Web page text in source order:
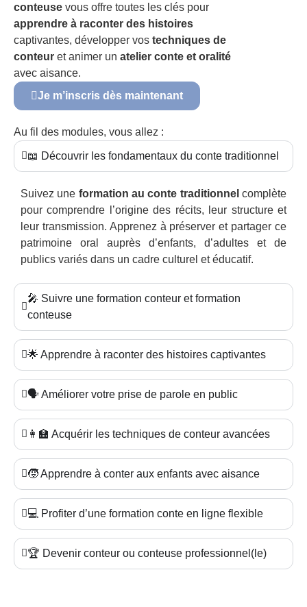
conteuse vous offre toutes les clés pour
apprendre à raconter des histoires
captivantes, développer vos techniques de
conteur et animer un atelier conte et oralité
avec aisance.
Je m’inscris dès maintenant
Au fil des modules, vous allez :
📖 Découvrir les fondamentaux du conte traditionnel
Suivez une formation au conte traditionnel complète
pour comprendre l’origine des récits, leur structure et
leur transmission. Apprenez à préserver et partager ce
patrimoine oral auprès d’enfants, d’adultes et de
publics variés dans un cadre culturel et éducatif.
🎤 Suivre une formation conteur et formation
conteuse
🌟 Apprendre à raconter des histoires captivantes
🗣️ Améliorer votre prise de parole en public
👩‍🏫 Acquérir les techniques de conteur avancées
🧒 Apprendre à conter aux enfants avec aisance
💻 Profiter d’une formation conte en ligne flexible
🏆 Devenir conteur ou conteuse professionnel(le)